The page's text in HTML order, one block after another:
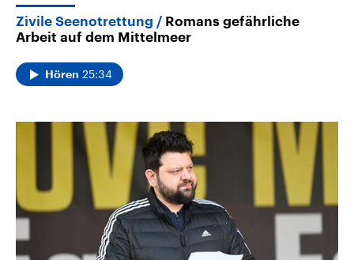
Zivile Seenotrettung
Romans gefährliche
Arbeit auf dem Mittelmeer
Hören 25:34